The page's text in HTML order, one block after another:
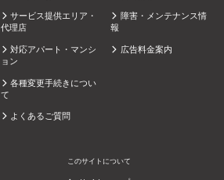
サービス提供エリア・
代理店
対応アパート・マンシ
ョン
各種変更手続きについ
て
よくあるご質問
障害・メンテナンス情
報
広告料金案内
このサイトについて